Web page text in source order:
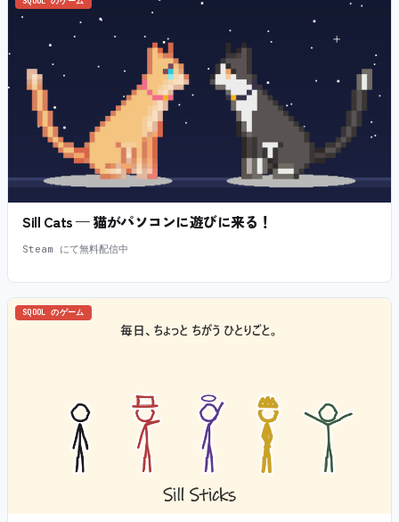
Sill Cats — 猫がパソコンに遊びに来る！
Steam にて無料配信中
SQOOL のゲーム